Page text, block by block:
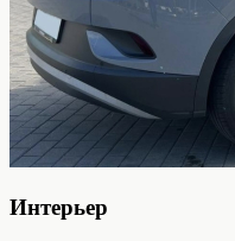
Интерьер